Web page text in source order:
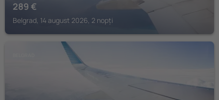
289 €
Belgrad, 14 august 2026, 2 nopți